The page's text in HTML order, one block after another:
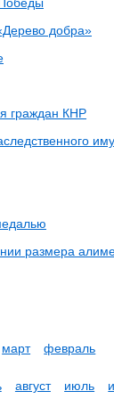
добра»
граждан КНР
размера
март
февраль
август июль